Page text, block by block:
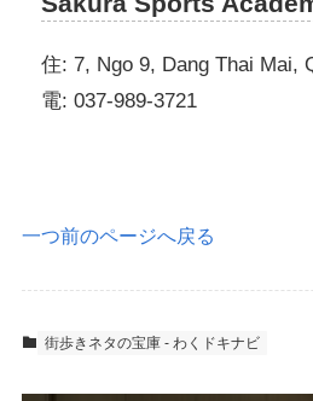
住: 7, Ngo 9, Dang Thai Mai,
電: 037-989-3721
一つ前のページへ戻る
街歩きネタの宝庫 - わくドキナビ